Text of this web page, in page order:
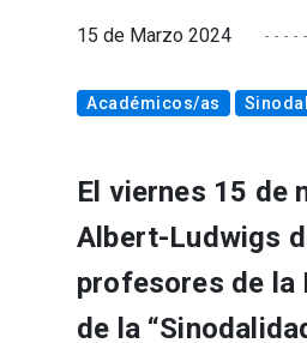
15 de Marzo 2024
Académicos/as
El viernes 15 de
Albert-Ludwigs
profesores de la
de la